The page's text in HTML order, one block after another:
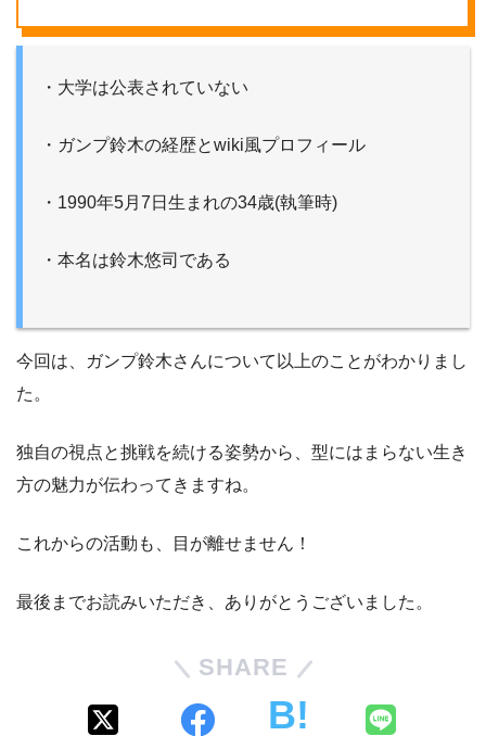
・大学は公表されていない
・ガンプ鈴木の経歴とwiki風プロフィール
・1990年5月7日生まれの34歳(執筆時)
・本名は鈴木悠司である
今回は、ガンプ鈴木さんについて以上のことがわかりまし
た。
独自の視点と挑戦を続ける姿勢から、型にはまらない生き
方の魅力が伝わってきますね。
これからの活動も、目が離せません！
最後までお読みいただき、ありがとうございました。
SHARE